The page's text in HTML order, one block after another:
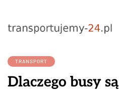
TRANSPORT
Dlaczego busy są